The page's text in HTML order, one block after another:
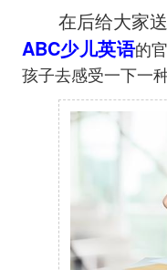
在后给大家送
ABC少儿英语的
孩子去感受一下一